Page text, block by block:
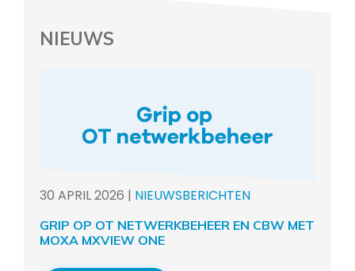
NIEUWS
30 APRIL2026 | NIEUWSBERICHTEN
GRIP OP OT NETWERKBEHEER EN CBW MET
MOXA MXVIEW ONE